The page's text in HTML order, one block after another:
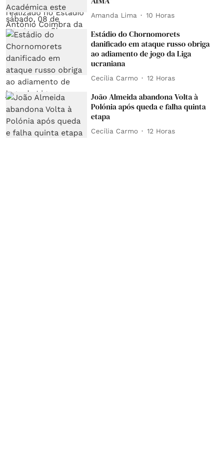
Amanda Lima 10 Horas
Estádio do Chornomorets
danificado em ataque russo obriga
ao adiamento de jogo da Liga
ucraniana
Cecília Carmo 12 Horas
João Almeida abandona Volta à
Polónia após queda e falha quinta
etapa
Cecília Carmo 12 Horas